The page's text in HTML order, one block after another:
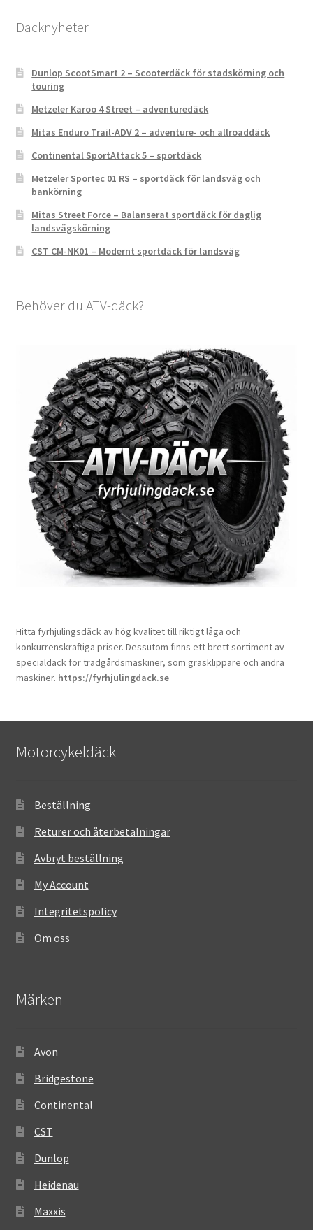
Däcknyheter
Dunlop ScootSmart 2 – Scooterdäck för stadskörning och
touring
Metzeler Karoo 4 Street – adventuredäck
Mitas Enduro Trail-ADV 2 – adventure- och allroaddäck
Continental SportAttack 5 – sportdäck
Metzeler Sportec 01 RS – sportdäck för landsväg och
bankörning
Mitas Street Force – Balanserat sportdäck för daglig
landsvägskörning
CST CM-NK01 – Modernt sportdäck för landsväg
Behöver du ATV-däck?
Hitta fyrhjulingsdäck av hög kvalitet till riktigt låga och
konkurrenskraftiga priser. Dessutom finns ett brett sortiment av
specialdäck för trädgårdsmaskiner, som gräsklippare och andra
maskiner. https://fyrhjulingdack.se
Motorcykeldäck
Beställning
Returer och återbetalningar
Avbryt beställning
My Account
Integritetspolicy
Om oss
Märken
Avon
Bridgestone
Continental
CST
Dunlop
Heidenau
Maxxis